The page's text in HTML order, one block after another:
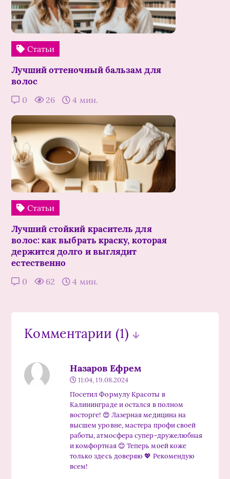
Статьи
Лучший оттеночный бальзам для
волос
0 26 4 мин.
Статьи
Лучший стойкий краситель для
волос: как выбрать краску, которая
держится долго и выглядит
естественно
0 62 4 мин.
Комментарии (1)
Назаров Ефрем
11:04, 19.08.2024
Посетил Формулу Красоты в
Калининграде и остался в полном
восторге! 😍 Лазерная медицина на
высшем уровне, мастера профи своей
работы, атмосфера супер-дружелюбная
и комфортная 😊 Теперь моей коже
только здесь доверяю 💖 Рекомендую
всем!